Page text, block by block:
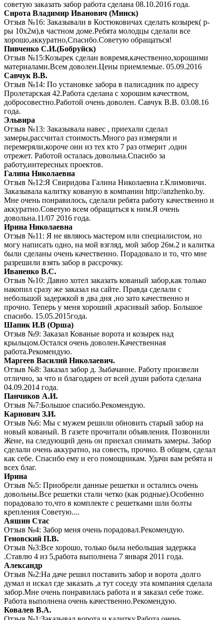
советую заказать забор работа сделана 08.10.2016 года.
Сирота Владимир Иванович (Минск)
Отзыв №16: Заказывали в Костюковичах сделать козырек( р-
ры 10х2м),в частном доме.Ребята молодцы сделали все
хорошо,аккуратно,Спасибо.Советую обращаться!
Пивченко С.И.(Бобруйск)
Отзыв №15:Козырек сделан вовремя,качественно,хорошими
материалами.Всем доволен.Цены приемлемые. 05.09.2016
Савчук В.В.
Отзыв №14: По установке забора в палисадник по адресу
Пролетарская 42.Работа сделана с хорошим качеством,
добросовестно.Работой очень доволен. Савчук В.В. 03.08.16
года.
Эльвира
Отзыв №13: Заказывала навес , приехали сделал
замеры,рассчитал стоимость.Много раз измеряли и
перемеряли,короче они из тех кто 7 раз отмерит ,один
отрежет. Работой осталась довольна.Спасибо за
работу,интересных проектов.
Галина Николаевна
Отзыв №12:Я Свиридова Галина Николаевна г.Климовичи.
Заказывала калитку кованую в компании http://anzhenko.by.
Мне очень понравилось, сделали ребята работу качественно и
аккуратно.Советую всем обращаться к ним.Я очень
довольна.11/07 2016 года.
Ирина Николаевна
Отзыв №11: Я не являюсь мастером или специалистом, но
могу написать одно, на мой взгляд, мой забор 26м.2 и калитка
были сделаны очень качественно. Порадовало и то, что мне
разрешили взять забор в рассрочку.
Иваненко В.С.
Отзыв №10: Давно хотел заказать кованый забор,как только
накопил сразу же заказал на сайте. Правда сделали с
небольшой задержкой в два дня ,но зато качественно и
прочно. Теперь у меня хороший ,красивый забор. Большое
спасибо. 15.05.2015года.
Шапик И.В (Орша)
Отзыв №9: Заказал Кованые ворота и козырек над
крыльцом.Остался очень доволен.Качественная
работа.Рекомендую.
Маргеев Василий Николаевич.
Отзыв №8: Заказал забор д. Зыбачанне. Работу произвели
отлично, за что и благодарен от всей души работа сделана
04.09.2014 года.
Панчиков А.И.
Отзыв №7:Большое спасибо.Рекомендую.
Карнович З.И.
Отзыв №6: Мы с мужем решили обновить старый забор на
новый кованый. В газете прочитали объявления. Позвонили
Жене, на следующий день он приехал снимать замеры. Забор
сделали очень аккуратно, на совесть, прочно. В общем, сделал
как себе. Спасибо ему и его помощникам. Удачи вам ребята и
всех благ.
Ирина
Отзыв №5: Приобрели данные решетки и остались очень
довольны.Все решетки стали четко (как родные).Особенно
порадовало то,что в комплекте с решетками шли болты
крепления Советую....
Аяшин Стас
Отзыв №4: Забор меня очень порадовал.Рекомендую.
Геновский П.В.
Отзыв №3:Все хорошо, только была небольшая задержка
.Ставлю 4 из 5,работа выполнена 7 января 2011 года.
Александр
Отзыв №2:На даче решил поставить забор и ворота ,долго
думал и искал где заказать ,а тут соседу эта компания сделала
забор.Мне очень понравилась работа и я заказал себе тоже.
Работа выполнена очень качественно.Рекомендую.
Ковалев В.А.